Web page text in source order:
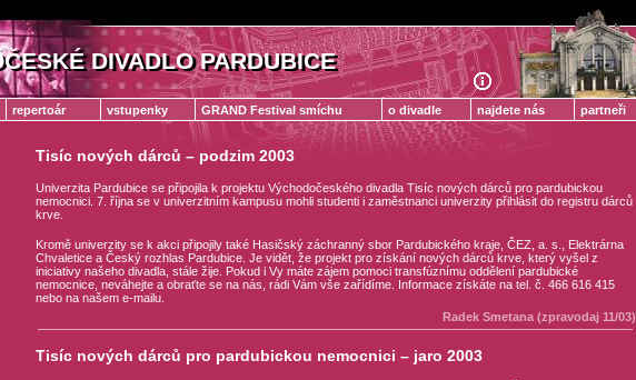
DIVADLO PARDUBICE
DIVADLO PARDUBICE
repertoár vstupenky GRAND Festival smíchu o divadle najdete nás partneři
Tisíc nových dárců – podzim 2003
Univerzita Pardubice se připojila k projektu Východočeského divadla Tisíc nových dárců pro pardubickou
nemocnici. 7. října se v univerzitním kampusu mohli studenti i zaměstnanci univerzity přihlásit do registru dárců
krve.
Kromě univerzity se k akci připojily také Hasičský záchranný sbor Pardubického kraje, ČEZ, a. s., Elektrárna
Chvaletice a Český rozhlas Pardubice. Je vidět, že projekt pro získání nových dárců krve, který vyšel z
iniciativy našeho divadla, stále žije. Pokud i Vy máte zájem pomoci transfúznímu oddělení pardubické
nemocnice, neváhejte a obraťte se na nás, rádi Vám vše zařídíme. Informace získáte na tel. č. 466 616 415
nebo na našem e-mailu.
Radek Smetana (zpravodaj 11/03)
Tisíc nových dárců pro pardubickou nemocnici – jaro 2003